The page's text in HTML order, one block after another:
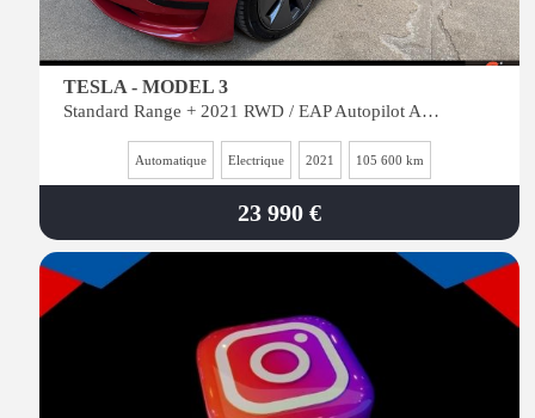
TESLA - MODEL 3
Standard Range + 2021 RWD / EAP Autopilot Amélioré
Automatique Electrique 2021 105 600 km
23 990 €